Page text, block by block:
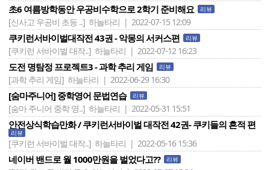
초6 여름방학동안 우공비수학으로 2학기 준비해요 리뷰
[신사고 우공비 초등 ..] 하늘타리 | 2022-07-15 12:09
쿠키런서바이벌대작전 43권 - 악몽의 서커스편 리뷰
[쿠키런 서바이벌 대작..] 하늘타리 | 2022-07-12 16:23
도전 명탐정 프로젝트3 - 과학 추리 게임 리뷰
[과학 추리 게임] 하늘타리 | 2022-06-29 16:30
[숨마주니어] 중학영어 문법연습 리뷰
[숨마 주니어 중학 영..] 하늘타리 | 2022-05-31 15:51
안전상식학습만화 / 쿠키런서바이벌 대작전 42권- 쿠키들의 흔적 편
리뷰
[쿠키런 서바이벌 대작..] 하늘타리 | 2022-05-16 15:36
네이버 밴드로 월 1000만원을 벌었다고?? 리뷰